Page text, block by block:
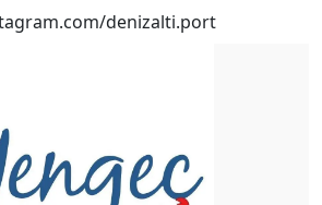
denizalti.port